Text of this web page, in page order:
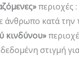
περιοχές
άνθρωπο κατά την
κινδύνου»
στιγμή